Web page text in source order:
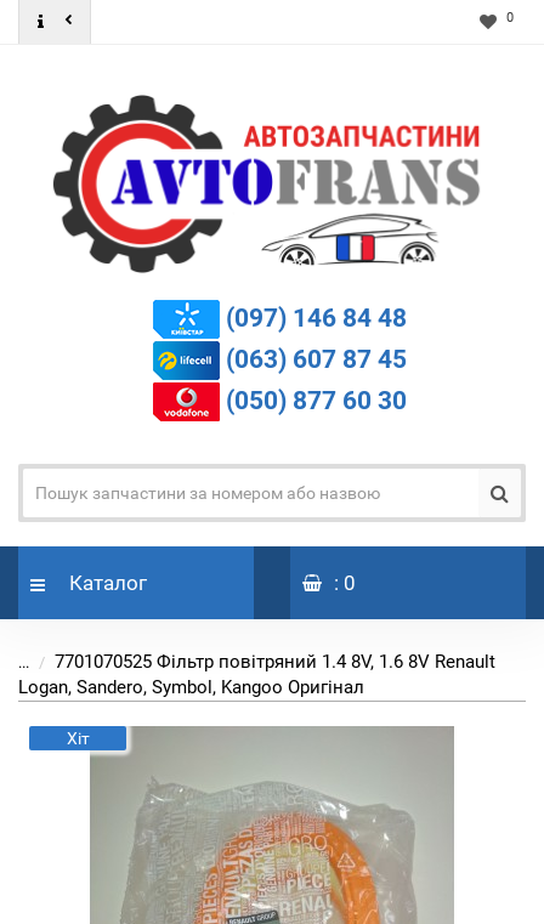
0
(097) 146 84 48
(063) 607 87 45
(050) 877 60 30
Каталог : 0
...
7701070525 Фільтр повітряний 1.4 8V, 1.6 8V Renault
Logan, Sandero, Symbol, Kangoo Оригінал
Хіт